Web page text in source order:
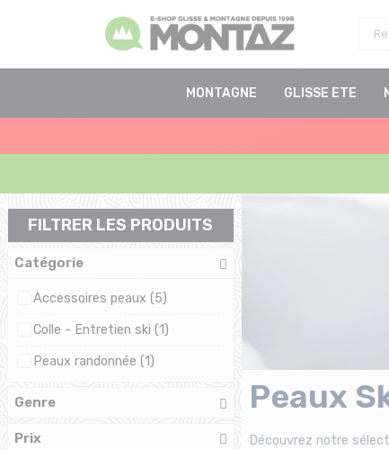
MONTAGNE GLISSE ETE
FILTRER LES PRODUITS
Catégorie
Accessoires peaux (5)
Colle - Entretien ski (1)
Peaux randonnée (1)
Genre
Prix
Peaux
Découvrez notre